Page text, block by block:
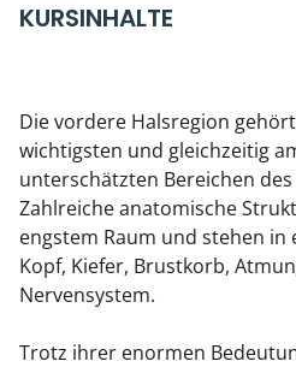
KURSINHALTE
Die vordere Halsregion
wichtigsten und gleichzeitig
unterschätzten Bereichen
Zahlreiche anatomische
engstem Raum und stehen in
Kopf, Kiefer, Brustkorb,
Nervensystem.
Trotz ihrer enormen
Live Online-Kurse
Kiefergelenkkurse
CranioSacrale Ausbildung
Human Reset Week